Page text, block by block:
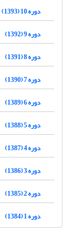
دوره 10 (1393)
دوره 9 (1392)
دوره 8 (1391)
دوره 7 (1390)
دوره 6 (1389)
دوره 5 (1388)
دوره 4 (1387)
دوره 3 (1386)
دوره 2 (1385)
دوره 1 (1384)